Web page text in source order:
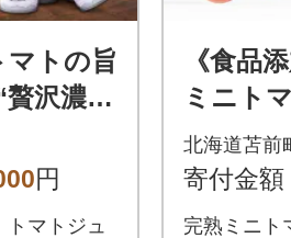
マトの旨
沢濃
恋人」
無
円
トマトジュ
《食品
ミニト
まのジ
食塩不
北海道苫前
寄付金額
完熟ミニト